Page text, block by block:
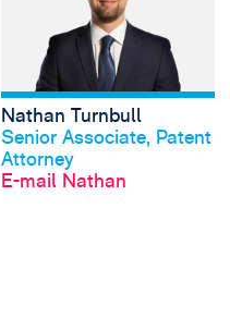
Profil anschauen
Nathan Turnbull
Senior Associate, Patent
Attorney
E-mail Nathan